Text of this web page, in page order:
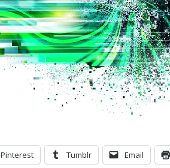
Pinterest Tumblr Email